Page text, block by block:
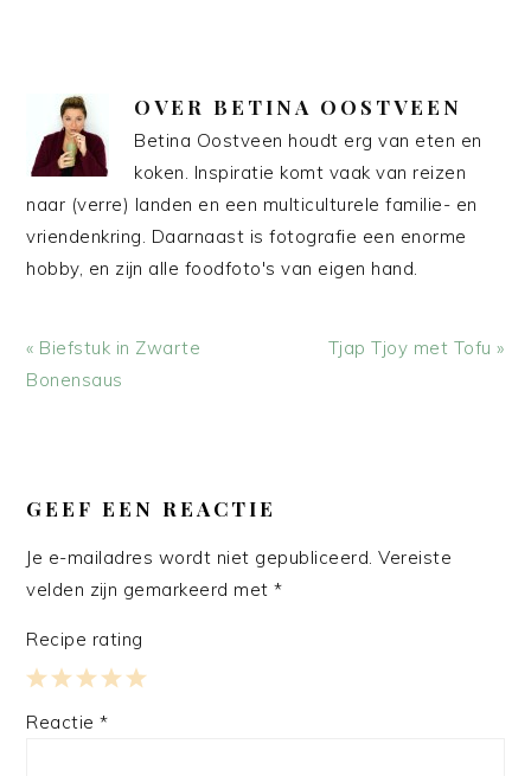
OVER BETINA OOSTVEEN
Betina Oostveen houdt erg van eten en
koken. Inspiratie komt vaak van reizen
naar (verre) landen en een multiculturele familie- en
vriendenkring. Daarnaast is fotografie een enorme
hobby, en zijn alle foodfoto's van eigen hand.
Vorig
bericht:
« Biefstuk in Zwarte
Bonensaus
Volgend
Tjap Tjoy met Tofu »
INTERACTIES
GEEF EEN REACTIE
Je e-mailadres wordt niet gepubliceerd. Vereiste
velden zijn gemarkeerd met*
Recipe rating
4
3
2
1
Reactie*